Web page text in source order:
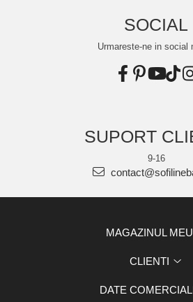
SOCIAL
Urmareste-ne in social
SUPORT
9-16
MAGAZINUL MEU
CLIENTI
DATE